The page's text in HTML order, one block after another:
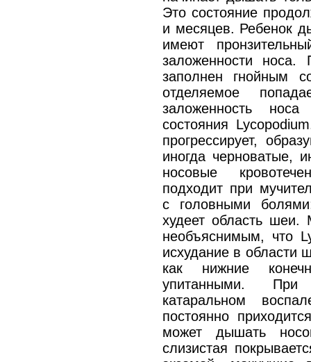
Это состояние
и месяцев. Ребенок
имеют
заложенности
заполнен гнойным
отделяемое
заложенность
состояния
прогрессирует,
иногда черноватые,
носовые
подходит при
с головными
худеет область шеи.
необъяснимым, что
исхудание в области
как нижние
упитанными. При
катаральном
постоянно
может дышать
слизистая